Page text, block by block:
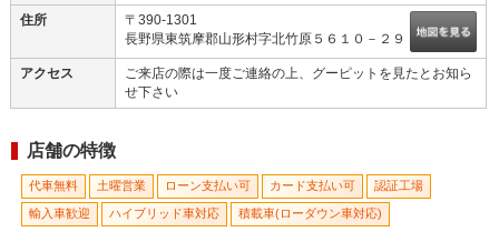
住所
〒390-1301
長野県東筑摩郡山形村字北竹原５６１０－２９
アクセス
ご来店の際は一度ご連絡の上、グーピットを見たとお知ら
せ下さい
店舗の特徴
代車無料 土曜営業 ローン支払い可 カード支払い可 認証工場
輸入車歓迎 ハイブリッド車対応 積載車(ローダウン車対応)